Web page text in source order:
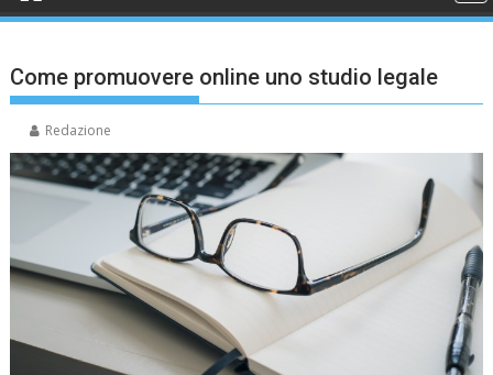
Come promuovere online uno studio legale
Redazione